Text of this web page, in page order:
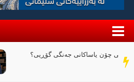
سەر
دێڕ
وێرانی عێراق لە نێوان